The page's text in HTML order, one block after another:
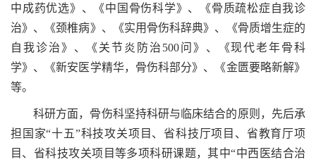
中成药优选》、《中国骨伤科学》、《骨质疏松症自我诊
治》、《颈椎病》、《实用骨伤科辞典》、《骨质增生症的
自我诊治》、《关节炎防治500问》、《现代老年骨科
学》、《新安医学精华，骨伤科部分》、《金匮要略新解》
等。
科研方面，骨伤科坚持科研与临床结合的原则，先后承
担国家“十五”科技攻关项目、省科技厅项目、省教育厅项
目、省科技攻关项目等多项科研课题，其中“中西医结合治